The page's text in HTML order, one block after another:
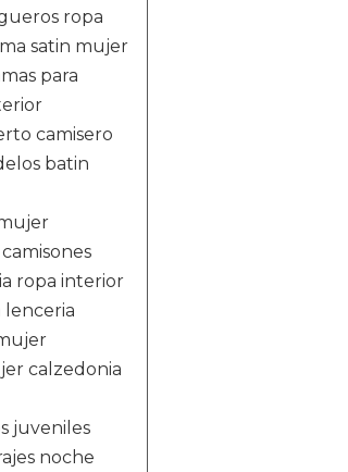
ropa
satin mujer
para
camisero
batin
ropa interior
lenceria
calzedonia
juveniles
noche